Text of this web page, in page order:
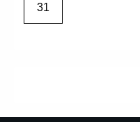
31